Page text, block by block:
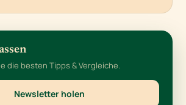
die besten Tipps & Vergleiche.
Newsletter holen